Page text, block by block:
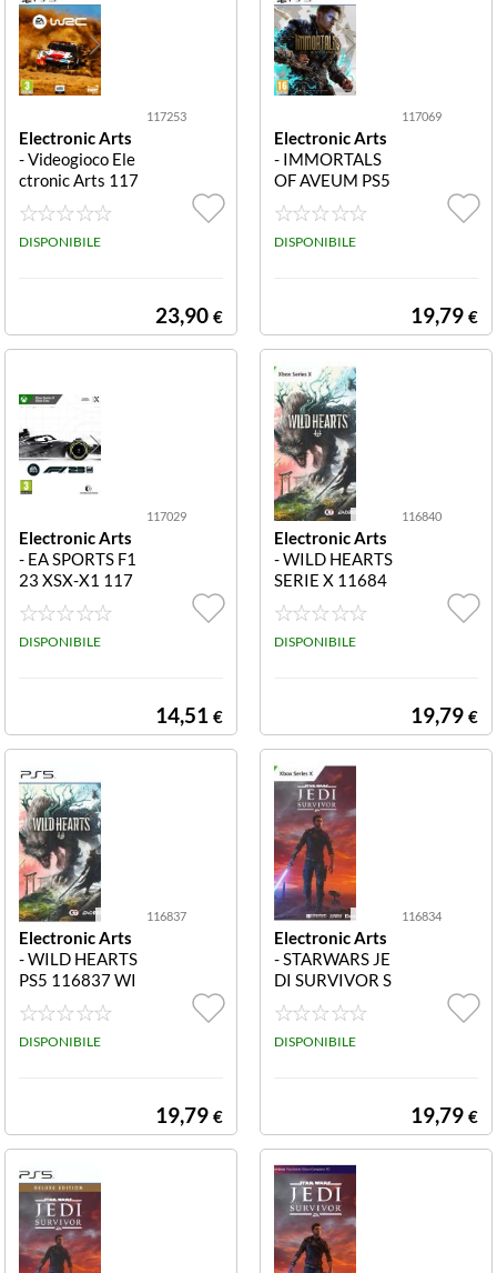
117253
Electronic Arts
- Videogioco Ele
ctronic Arts 117
253 PLAYSTATI
ON 5 WRC WR
C
DISPONIBILE
23,90 €
117069
Electronic Arts
- IMMORTALS
OF AVEUM PS5
117069 IMMO
RTALS OF AVE
UM PER PS5 DA
DISPONIBILE
19,79 €
117029
Electronic Arts
- EA SPORTS F1
23 XSX-X1 117
029 EA SPORTS
F1 23: IL VIDEO
GIOCO PER XB
DISPONIBILE
14,51 €
116840
Electronic Arts
- WILD HEARTS
SERIE X 11684
0 WILD HEART
S SERIE X
DISPONIBILE
19,79 €
116837
Electronic Arts
- WILD HEARTS
PS5 116837 WI
LD HEARTS PS5
DISPONIBILE
19,79 €
116834
Electronic Arts
- STARWARS JE
DI SURVIVOR S
ERIE X 116834
STARWARS JED
I SURVIVOR SE
DISPONIBILE
19,79 €